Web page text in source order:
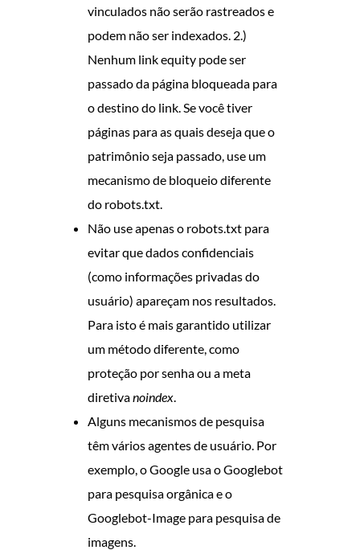
vinculados não serão rastreados e
podem não ser indexados. 2.)
Nenhum link equity pode ser
passado da página bloqueada para
o destino do link. Se você tiver
páginas para as quais deseja que o
patrimônio seja passado, use um
mecanismo de bloqueio diferente
do robots.txt.
Não use apenas o robots.txt para
evitar que dados confidenciais
(como informações privadas do
usuário) apareçam nos resultados.
Para isto é mais garantido utilizar
um método diferente, como
proteção por senha ou a meta
diretivanoindex
Alguns mecanismos de pesquisa
têm vários agentes de usuário. Por
exemplo, o Google usa o Googlebot
para pesquisa orgânica e o
Googlebot-Image para pesquisa de
imagens.